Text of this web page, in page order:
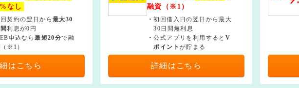
なし
契約の翌日から最大30
間利息が0円
申込なら最短20分で融
※1）
はこちら
融資（※1）
・初回借入日の翌日から最大
30日間無利息
・公式アプリを利用すると V
ポイントが貯まる
詳細はこちら